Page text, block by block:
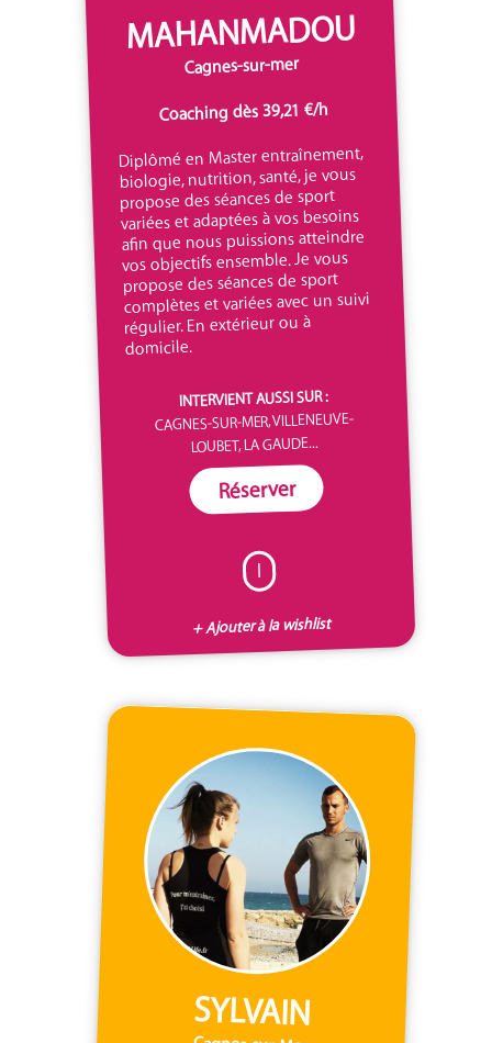
MAHANMADOU
Cagnes-sur-mer
Coaching dès 39,21 €/h
Diplômé en Master entraînement,
biologie, nutrition, santé, je vous
propose des séances de sport
variées et adaptées à vos besoins
afin que nous puissions atteindre
vos objectifs ensemble. Je vous
propose des séances de sport
complètes et variées avec un suivi
régulier. En extérieur ou à
domicile.
INTERVIENT AUSSI SUR :
CAGNES-SUR-MER, VILLENEUVE-
LOUBET, LA GAUDE...
Réserver
I
+ Ajouter à la wishlist
SYLVAIN